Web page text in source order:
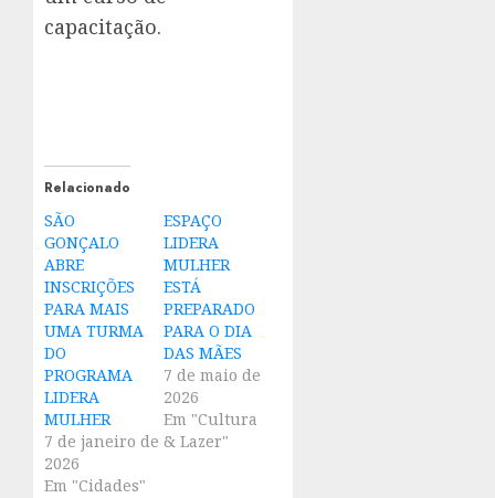
capacitação.
Relacionado
SÃO
GONÇALO
ABRE
INSCRIÇÕES
PARA MAIS
UMA TURMA
DO
PROGRAMA
LIDERA
MULHER
7 de janeiro de
2026
Em "Cidades"
ESPAÇO
LIDERA
MULHER
ESTÁ
PREPARADO
PARA O DIA
DAS MÃES
7 de maio de
2026
Em "Cultura
& Lazer"